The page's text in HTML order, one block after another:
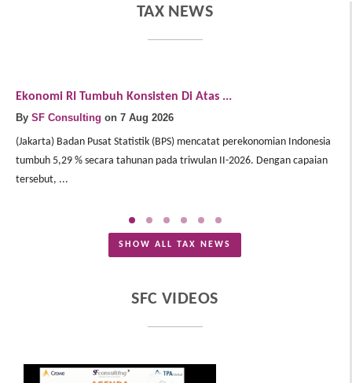
TAX NEWS
Ekonomi RI Tumbuh Konsisten Di Atas ...
By SF Consulting on 7 Aug 2026
(Jakarta) Badan Pusat Statistik (BPS) mencatat perekonomian Indonesia
tumbuh 5,29 % secara tahunan pada triwulan II-2026. Dengan capaian
tersebut, ...
SHOW ALL TAX NEWS
SFC VIDEOS